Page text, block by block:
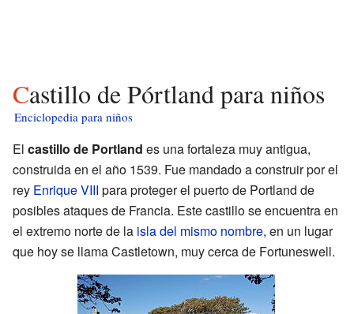
Castillo de Pórtland para niños
Enciclopedia para niños
El castillo de Portland es una fortaleza muy antigua,
construida en el año 1539. Fue mandado a construir por el
rey Enrique VIII para proteger el puerto de Portland de
posibles ataques de Francia. Este castillo se encuentra en
el extremo norte de la isla del mismo nombre, en un lugar
que hoy se llama Castletown, muy cerca de Fortuneswell.